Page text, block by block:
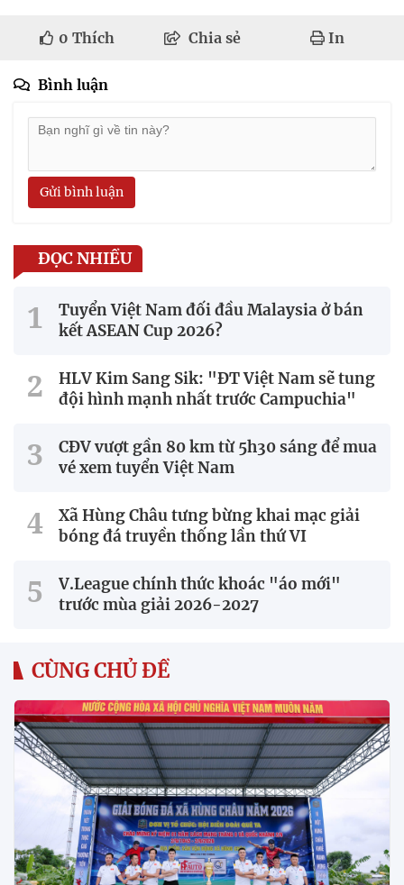
0 Thích Chia sẻ In
Bình luận
Gửi bình luận
ĐỌC NHIỀU
Tuyển Việt Nam đối đầu Malaysia ở bán
kết ASEAN Cup 2026?
HLV Kim Sang Sik: "ĐT Việt Nam sẽ tung
đội hình mạnh nhất trước Campuchia"
CĐV vượt gần 80 km từ 5h30 sáng để mua
vé xem tuyển Việt Nam
Xã Hùng Châu tưng bừng khai mạc giải
bóng đá truyền thống lần thứ VI
V.League chính thức khoác "áo mới"
trước mùa giải 2026-2027
CÙNG CHỦ ĐỀ